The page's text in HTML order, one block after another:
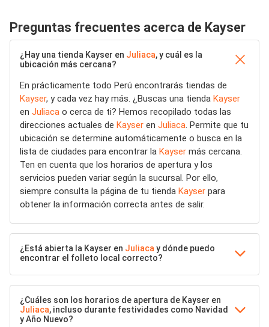
Preguntas frecuentes acerca de Kayser
¿Hay una tienda Kayser en Juliaca, y cuál es la
ubicación más cercana?
En prácticamente todo Perú encontrarás tiendas de
Kayser, y cada vez hay más. ¿Buscas una tienda Kayser
en Juliaca o cerca de ti? Hemos recopilado todas las
direcciones actuales de Kayser en Juliaca. Permite que tu
ubicación se determine automáticamente o busca en la
lista de ciudades para encontrar la Kayser más cercana.
Ten en cuenta que los horarios de apertura y los
servicios pueden variar según la sucursal. Por ello,
siempre consulta la página de tu tienda Kayser para
obtener la información correcta antes de salir.
¿Está abierta la Kayser en Juliacay dónde puedo
encontrar el folleto local correcto?
¿Cuáles son los horarios de apertura de Kayser en
Juliaca, incluso durante festividades como Navidad
y Año Nuevo?